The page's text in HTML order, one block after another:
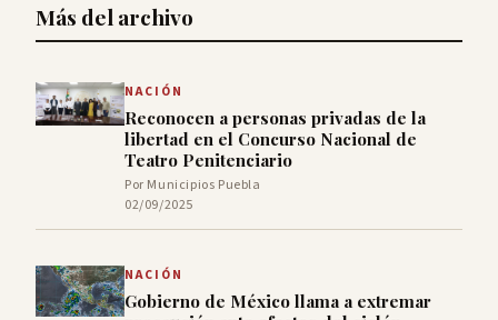
Más del archivo
NACIÓN
Reconocen a personas privadas de la
libertad en el Concurso Nacional de
Teatro Penitenciario
Por Municipios Puebla
02/09/2025
NACIÓN
Gobierno de México llama a extremar